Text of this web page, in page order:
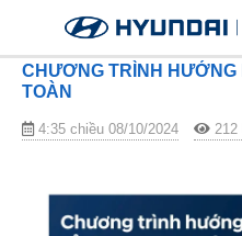
CHƯƠNG TRÌNH HƯỚNG
TOÀN
4:35 chiều 08/10/2024